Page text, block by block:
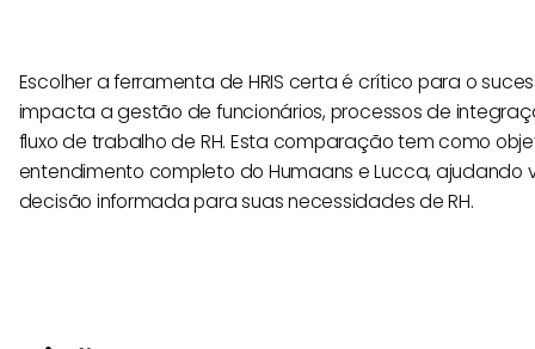
Escolher a ferramenta de HRIS certa é crítico para o
impacta a gestão de funcionários, processos de
fluxo de trabalho de RH. Esta comparação tem como
entendimento completo do Humaans e Lucca, ajudando
decisão informada para suas necessidades de RH.